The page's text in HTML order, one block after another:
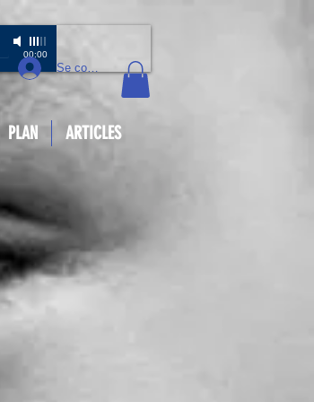
00:00
Se connecter
PLAN ARTICLES